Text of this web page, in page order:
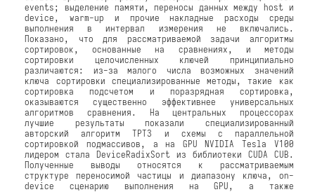
events; выделение памяти, переносы данных между host и
device, warm-up и прочие накладные расходы среды
выполнения в интервал измерения не включались.
Показано, что для рассматриваемой задачи алгоритмы
сортировок, основанные на сравнениях, и методы
сортировки целочисленных ключей принципиально
различаются: из-за малого числа возможных значений
ключа сортировки специализированные методы, такие как
сортировка подсчетом и поразрядная сортировка,
оказываются существенно эффективнее универсальных
алгоритмов сравнения. На центральных процессорах
лучшие результаты показали специализированный
авторский алгоритм TPT3 и схемы с параллельной
сортировкой подмассивов, а на GPU NVIDIA Tesla V100
лидером стала DeviceRadixSort из библиотеки CUDA CUB.
Полученные выводы относятся к рассматриваемым
структуре переносимой частицы и диапазону ключа, on-
device сценарию выполнения на GPU, а также